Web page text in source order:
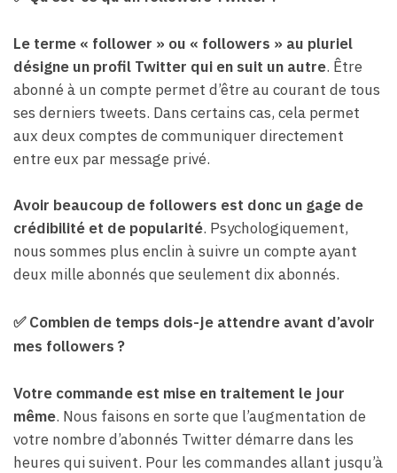
Le terme « follower » ou « followers » au pluriel
désigne un profil Twitter qui en suit un autre. Être
abonné à un compte permet d’être au courant de tous
ses derniers tweets. Dans certains cas, cela permet
aux deux comptes de communiquer directement
entre eux par message privé.
Avoir beaucoup de followers est donc un gage de
crédibilité et de popularité. Psychologiquement,
nous sommes plus enclin à suivre un compte ayant
deux mille abonnés que seulement dix abonnés.
✅Combien de temps dois-je attendre avant d’avoir
mes followers ?
Votre commande est mise en traitement le jour
même. Nous faisons en sorte que l’augmentation de
votre nombre d’abonnés Twitter démarre dans les
heures qui suivent. Pour les commandes allant jusqu’à